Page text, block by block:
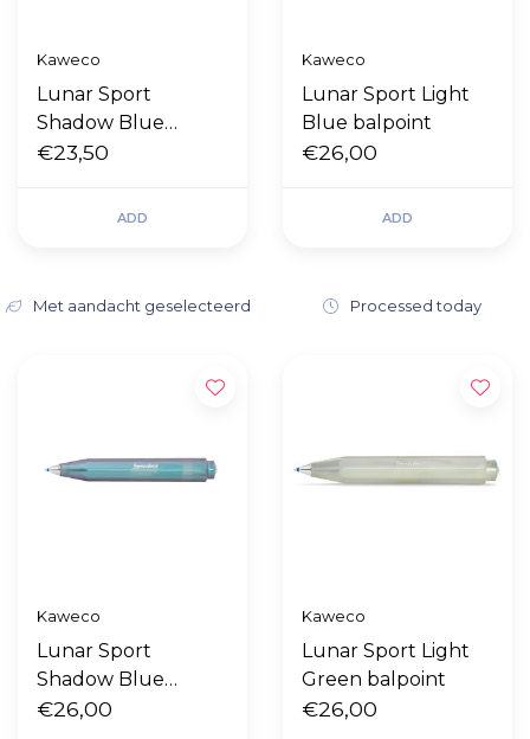
Kaweco
Lunar Sport
Shadow Blue
clutch pencil
€23,50
ADD
Kaweco
Lunar Sport Light
Blue balpoint
€26,00
ADD
Met aandacht geselecteerd Processed today
Kaweco
Lunar Sport
Shadow Blue
balpoint
€26,00
Kaweco
Lunar Sport Light
Green balpoint
€26,00